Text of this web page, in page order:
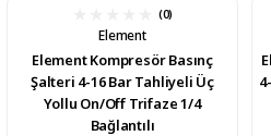
(0)
Element
Element Kompresör Basınç
Şalteri 4-16 Bar Tahliyeli Üç
Yollu On/Off Trifaze 1/4
Bağlantılı